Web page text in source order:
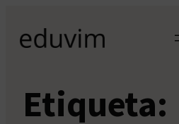
contenido
Etiqueta: